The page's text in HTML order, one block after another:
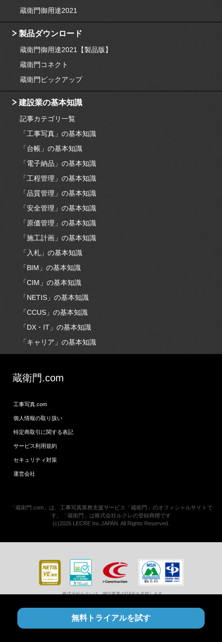
無料トライアルを試す
蔵衛門御用達2021
製品ダウンロード
蔵衛門御用達2021【製品版】
蔵衛門コネクト
蔵衛門ピックアップ
建設業の基本知識
記事カテゴリ一覧
「工事写真」の基本知識
「台帳」の基本知識
「電子納品」の基本知識
「工程管理」の基本知識
「品質管理」の基本知識
「安全管理」の基本知識
「原価管理」の基本知識
「施工計画」の基本知識
「入札」の基本知識
「BIM」の基本知識
「CIM」の基本知識
「NETIS」の基本知識
「CCUS」の基本知識
「DX・IT」の基本知識
「キャリア」の基本知識
蔵衛門.com
工事写真.com
個人情報の取り扱い
特定商取引に関する表記
サービス利用規約
セキュリティ対策
運営会社
「蔵衛門.com」は、工事写真業務支援サービス「蔵衛門」のオフィシャルサイトで
す。「蔵衛門」は株式会社ルクレの登録商標です
(c)2026 LECRE Inc.JAPAN. All Rights Reserved.
株式会社ルクレは、建設業界のDX化を支援します